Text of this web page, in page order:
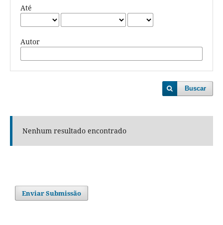
Até
Autor
Buscar
Nenhum resultado encontrado
Enviar Submissão